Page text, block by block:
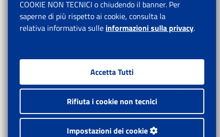
COOKIE NON TECNICI o chiudendo il banner. Per
saperne di più rispetto ai cookie, consulta la
relativa informativa sulle informazioni sulla privacy.
Accetta Tutti
Rifiuta i cookie non tecnici
Impostazioni dei cookie